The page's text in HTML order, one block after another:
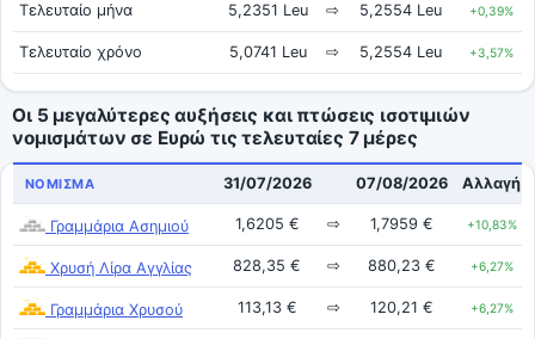
Τελευταίο μήνα 5,2351 Leu ⇨ 5,2554 Leu +0,39%
Τελευταίο χρόνο 5,0741 Leu ⇨ 5,2554 Leu +3,57%
Οι 5 μεγαλύτερες αυξήσεις και πτώσεις ισοτιμιών
νομισμάτων σε Ευρώ τις τελευταίες 7 μέρες
ΝΌΜΙΣΜΑ 31/07/2026 07/08/2026 Αλλαγή
Γραμμάρια Ασημιού 1,6205 € ⇨ 1,7959 € +10,83%
Χρυσή Λίρα Αγγλίας 828,35 € ⇨ 880,23 € +6,27%
Γραμμάρια Χρυσού 113,13 € ⇨ 120,21 € +6,27%